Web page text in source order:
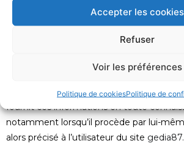
Accepter les cookies
Refuser
Voir les préférences
Politique de cookiesPolitique de
de l’utilisateur, l’adresse de protocole
En tout état de cause GEDIA ne collecte
certains services proposés par le site
fournit ces informations en toute
notamment lorsqu’il procède par lui-
alors précisé à l’utilisateur du site